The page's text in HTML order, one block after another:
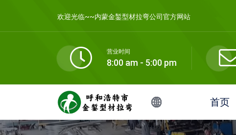
欢迎光临~~内蒙金錾型材拉弯公司官方网站
营业时间
8:00 am - 5:00 pm
首页